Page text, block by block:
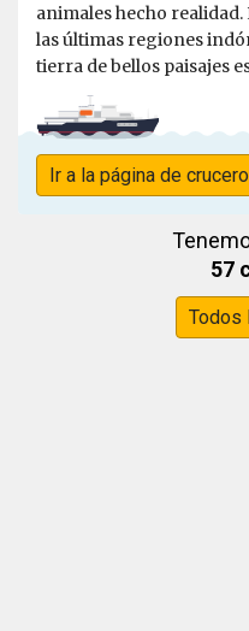
animales hecho
las últimas regiones
tierra de bellos paisajes
Ir a la página de
57
Todos